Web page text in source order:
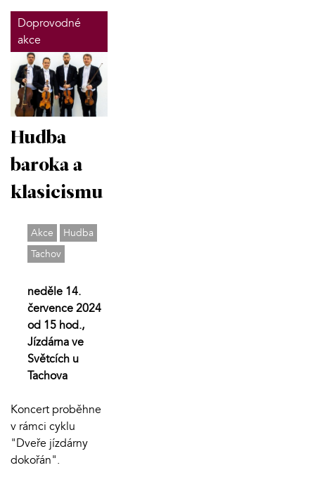
Doprovodné
akce
Hudba
baroka a
klasicismu
Akce
Hudba
Tachov
neděle 14.
července 2024
od 15 hod.,
Jízdárna ve
Světcích u
Tachova
Koncert proběhne
v rámci cyklu
"Dveře jízdárny
dokořán".